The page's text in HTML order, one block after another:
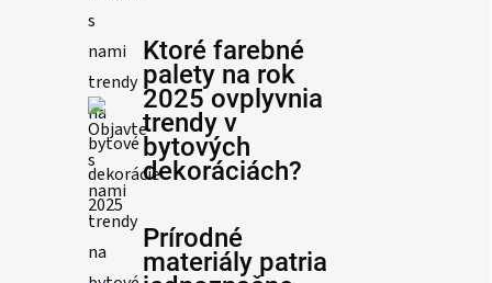
Ktoré farebné
palety na rok
2025 ovplyvnia
trendy v
bytových
dekoráciách?
Prírodné
materiály patria